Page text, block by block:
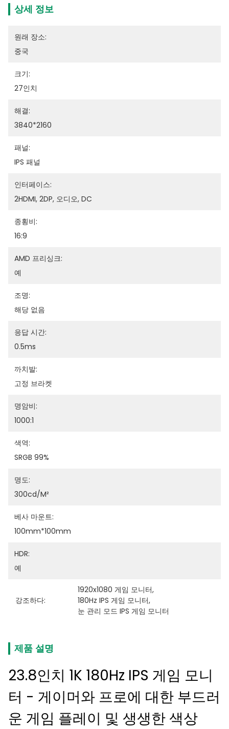
상세 정보
원래 장소:
중국
크기:
27인치
해결:
3840*2160
패널:
IPS 패널
인터페이스:
2HDMI, 2DP, 오디오, DC
종횡비:
16:9
AMD 프리싱크:
예
조명:
해당 없음
응답 시간:
0.5ms
까치발:
고정 브라켓
명암비:
1000:1
색역:
SRGB 99%
명도:
300cd/m²
베사 마운트:
100mm*100mm
HDR:
예
강조하다:
1920x1080 게임 모니터,
180Hz IPS 게임 모니터,
눈 관리 모드 IPS 게임 모니터
제품 설명
23.8인치 1K 180Hz IPS 게임 모니
터 - 게이머와 프로에 대한 부드러
운 게임 플레이 및 생생한 색상